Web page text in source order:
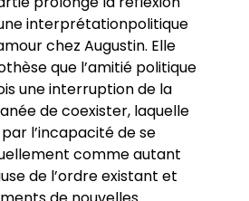
interprétationpolitique
chez Augustin. Elle
que l’amitié politique
une interruption de la
de coexister, laquelle
l’incapacité de se
comme autant
de l’ordre existant et